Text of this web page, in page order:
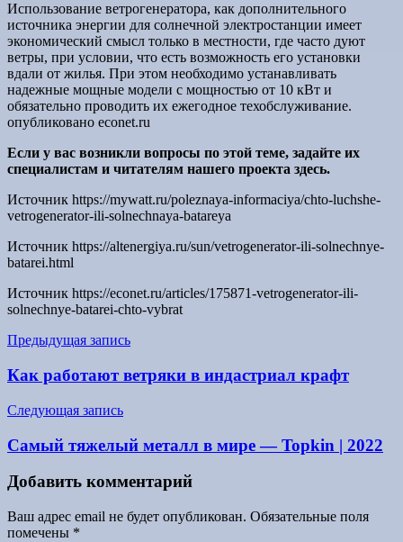
Использование ветрогенератора, как дополнительного
источника энергии для солнечной электростанции имеет
экономический смысл только в местности, где часто дуют
ветры, при условии, что есть возможность его установки
вдали от жилья. При этом необходимо устанавливать
надежные мощные модели с мощностью от 10 кВт и
обязательно проводить их ежегодное техобслуживание.
опубликовано econet.ru
Если у вас возникли вопросы по этой теме, задайте их
специалистам и читателям нашего проекта здесь.
Источник https://mywatt.ru/poleznaya-informaciya/chto-luchshe-
vetrogenerator-ili-solnechnaya-batareya
Источник https://altenergiya.ru/sun/vetrogenerator-ili-solnechnye-
batarei.html
Источник https://econet.ru/articles/175871-vetrogenerator-ili-
solnechnye-batarei-chto-vybrat
Навигация
по
записям
Предыдущая запись
Как работают ветряки в индастриал крафт
Следующая запись
Самый тяжелый металл в мире — Topkin | 2022
Добавить комментарий
Ваш адрес email не будет опубликован. Обязательные поля
помечены *